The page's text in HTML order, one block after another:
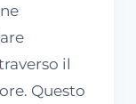
il
Questo